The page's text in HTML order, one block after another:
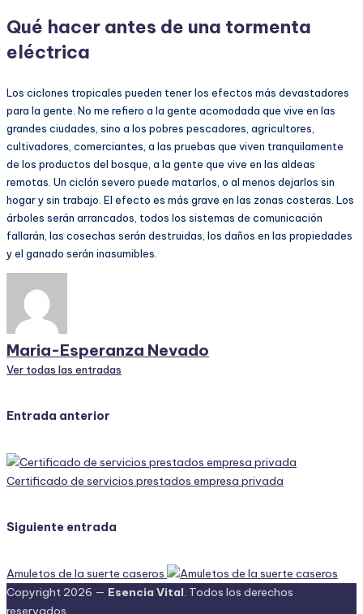
Qué hacer antes de una tormenta
eléctrica
Los ciclones tropicales pueden tener los efectos más devastadores
para la gente. No me refiero a la gente acomodada que vive en las
grandes ciudades, sino a los pobres pescadores, agricultores,
cultivadores, comerciantes, a las pruebas que viven tranquilamente
de los productos del bosque, a la gente que vive en las aldeas
remotas. Un ciclón severo puede matarlos, o al menos dejarlos sin
hogar y sin trabajo. El efecto es más grave en las zonas costeras. Los
árboles serán arrancados, todos los sistemas de comunicación
fallarán, las cosechas serán destruidas, los daños en las propiedades
y el ganado serán inasumibles.
Maria-Esperanza Nevado
Ver todas las entradas
Navegación
de
entradas
Entrada anterior
Certificado de servicios prestados empresa privada
Siguiente entrada
Amuletos de la suerte caseros
Copyright 2026 — Esencia Vital. Todos los derechos
reservados.